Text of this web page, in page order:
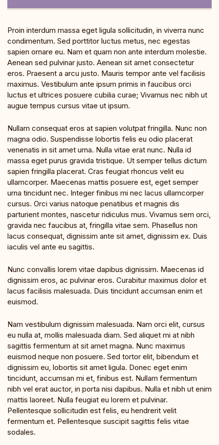
Proin interdum massa eget ligula sollicitudin, in viverra nunc
condimentum. Sed porttitor luctus metus, nec egestas
sapien ornare eu. Nam et quam non ante interdum molestie.
Aenean sed pulvinar justo. Aenean sit amet consectetur
eros. Praesent a arcu justo. Mauris tempor ante vel facilisis
maximus. Vestibulum ante ipsum primis in faucibus orci
luctus et ultrices posuere cubilia curae; Vivamus nec nibh ut
augue tempus cursus vitae ut ipsum.
Nullam consequat eros at sapien volutpat fringilla. Nunc non
magna odio. Suspendisse lobortis felis eu odio placerat
venenatis in sit amet urna. Nulla vitae erat nunc. Nulla id
massa eget purus gravida tristique. Ut semper tellus dictum
sapien fringilla placerat. Cras feugiat rhoncus velit eu
ullamcorper. Maecenas mattis posuere est, eget semper
urna tincidunt nec. Integer finibus mi nec lacus ullamcorper
cursus. Orci varius natoque penatibus et magnis dis
parturient montes, nascetur ridiculus mus. Vivamus sem orci,
gravida nec faucibus at, fringilla vitae sem. Phasellus non
lacus consequat, dignissim ante sit amet, dignissim ex. Duis
iaculis vel ante eu sagittis.
Nunc convallis lorem vitae dapibus dignissim. Maecenas id
dignissim eros, ac pulvinar eros. Curabitur maximus dolor et
lacus facilisis malesuada. Duis tincidunt accumsan enim et
euismod.
Nam vestibulum dignissim malesuada. Nam orci elit, cursus
eu nulla at, mollis malesuada diam. Sed aliquet mi at nibh
sagittis fermentum at sit amet magna. Nunc maximus
euismod neque non posuere. Sed tortor elit, bibendum et
dignissim eu, lobortis sit amet ligula. Donec eget enim
tincidunt, accumsan mi et, finibus est. Nullam fermentum
nibh vel erat auctor, in porta nisi dapibus. Nulla et nibh ut enim
mattis laoreet. Nulla feugiat eu lorem et pulvinar.
Pellentesque sollicitudin est felis, eu hendrerit velit
fermentum et. Pellentesque suscipit sagittis felis vitae
sodales.